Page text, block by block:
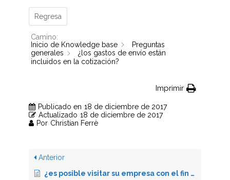
Regresa
Camino:
Inicio de Knowledge base
Preguntas
generales
¿los gastos de envío están
incluidos en la cotización?
Imprimir
Publicado en 18 de diciembre de 2017
Actualizado 18 de diciembre de 2017
Por Christian Ferrè
Anterior
¿es posible visitar su empresa con el fin de ver los productos y comprarlos directamente?